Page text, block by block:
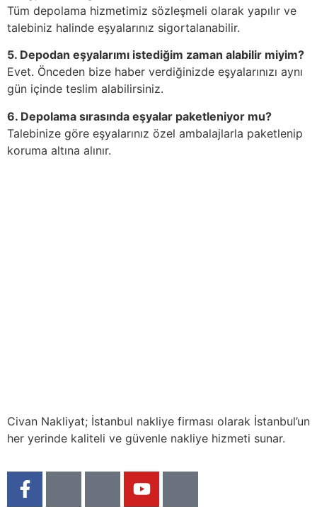
Tüm depolama hizmetimiz sözleşmeli olarak yapılır ve
talebiniz halinde eşyalarınız sigortalanabilir.
5. Depodan eşyalarımı istediğim zaman alabilir miyim?
Evet. Önceden bize haber verdiğinizde eşyalarınızı aynı
gün içinde teslim alabilirsiniz.
6. Depolama sırasında eşyalar paketleniyor mu?
Talebinize göre eşyalarınız özel ambalajlarla paketlenip
koruma altına alınır.
Civan Nakliyat; İstanbul nakliye firması olarak İstanbul’un
her yerinde kaliteli ve güvenle nakliye hizmeti sunar.